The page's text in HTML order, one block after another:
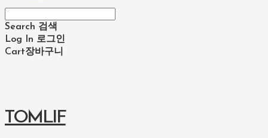
Search 검색
Log In 로그인
Cart장바구니
TOMLIF